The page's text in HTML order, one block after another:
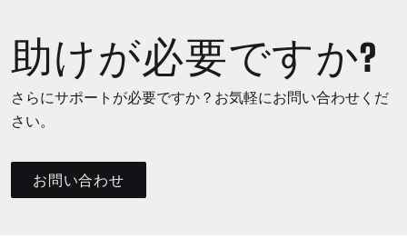
助けが必要ですか?
さらにサポートが必要ですか？お気軽にお問い合わせくだ
さい。
お問い合わせ